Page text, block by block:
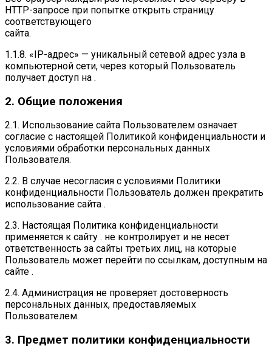
HTTP-запросе при попытке открыть страницу
соответствующего
сайта.
1.1.8. «IP-адрес» — уникальный сетевой адрес узла в
компьютерной сети, через который Пользователь
получает доступ на .
2. Общие положения
2.1. Использование сайта Пользователем означает
согласие с настоящей Политикой конфиденциальности и
условиями обработки персональных данных
Пользователя.
2.2. В случае несогласия с условиями Политики
конфиденциальности Пользователь должен прекратить
использование сайта .
2.3. Настоящая Политика конфиденциальности
применяется к сайту . не контролирует и не несет
ответственность за сайты третьих лиц, на которые
Пользователь может перейти по ссылкам, доступным на
сайте .
2.4. Администрация не проверяет достоверность
персональных данных, предоставляемых
Пользователем.
3. Предмет политики конфиденциальности